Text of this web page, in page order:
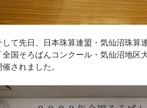
して先日、日本珠算連盟・気仙沼珠算
全国そろばんコンクール・気仙沼地区
催されました。